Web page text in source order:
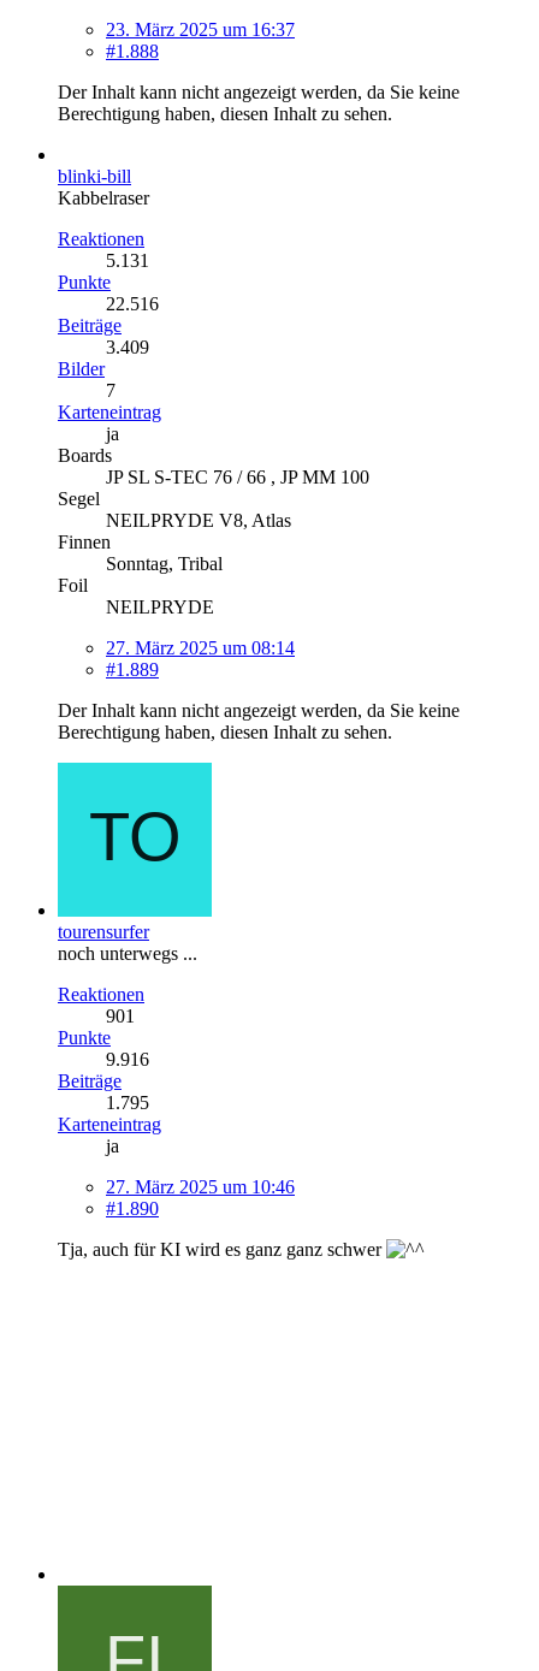
23. März 2025 um 16:37
#1.888
Der Inhalt kann nicht angezeigt werden, da Sie keine
Berechtigung haben, diesen Inhalt zu sehen.
blinki-bill
Kabbelraser
Reaktionen
5.131
Punkte
22.516
Beiträge
3.409
Bilder
7
Karteneintrag
ja
Boards
JP SL S-TEC 76 / 66 , JP MM 100
Segel
NEILPRYDE V8, Atlas
Finnen
Sonntag, Tribal
Foil
NEILPRYDE
27. März 2025 um 08:14
#1.889
Der Inhalt kann nicht angezeigt werden, da Sie keine
Berechtigung haben, diesen Inhalt zu sehen.
tourensurfer
noch unterwegs ...
Reaktionen
901
Punkte
9.916
Beiträge
1.795
Karteneintrag
ja
27. März 2025 um 10:46
#1.890
Tja, auch für KI wird es ganz ganz schwer